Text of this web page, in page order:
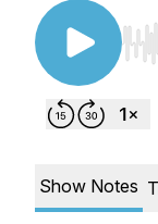
Use
Show Notes